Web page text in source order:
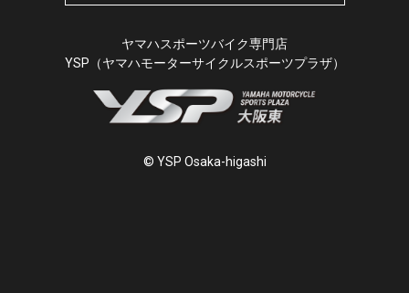
ヤマハスポーツバイク専門店
YSP（ヤマハモーターサイクルスポーツプラザ）
© YSP Osaka-higashi